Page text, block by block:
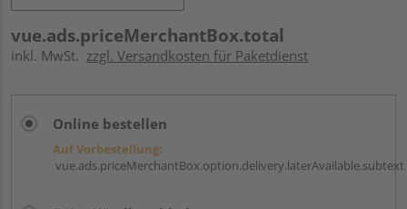
vue.ads.priceMerchantBox.total
inkl. MwSt. zzgl. Versandkosten für Paketdienst
Online bestellen
Auf Vorbestellung:
vue.ads.priceMerchantBox.option.delivery.laterAvailable.subtext